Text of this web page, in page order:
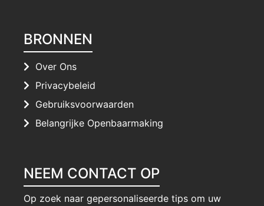
BRONNEN
Over Ons
Privacybeleid
Gebruiksvoorwaarden
Belangrijke Openbaarmaking
NEEM CONTACT OP
Op zoek naar gepersonaliseerde tips om uw